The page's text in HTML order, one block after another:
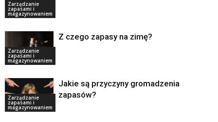
Zarządzanie
zapasami i
magazynowaniem
Zarządzanie
zapasami i
magazynowaniem
Z czego zapasy na zimę?
Zarządzanie
zapasami i
magazynowaniem
Jakie są przyczyny gromadzenia
zapasów?